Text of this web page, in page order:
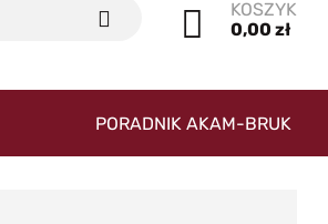
KOSZYK
0,00 zł
PORADNIK AKAM-BRUK